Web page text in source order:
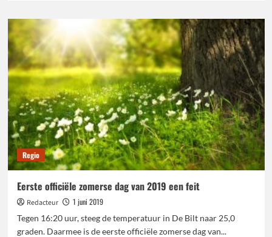
Romeinse
in
Elderveld
Regio
Eerste officiële zomerse dag van 2019 een feit
Redacteur
1 juni 2019
Tegen 16:20 uur, steeg de temperatuur in De Bilt naar 25,0
graden. Daarmee is de eerste officiële zomerse dag van...